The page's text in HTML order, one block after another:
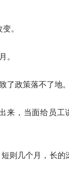
。
政策落不了地。
来，当面给员工
则几个月，长的